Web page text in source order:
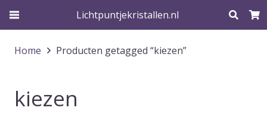
Lichtpuntjekristallen.nl
Home Producten getagged “kiezen”
kiezen